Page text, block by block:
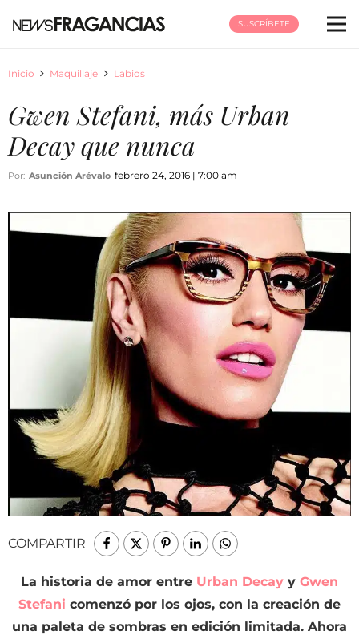
SUSCRÍBETE
Inicio Maquillaje Labios
Gwen Stefani, más Urban
Decay que nunca
Por: Asunción Arévalo febrero 24, 2016 | 7:00 am
COMPARTIR
La historia de amor entre Urban Decay y Gwen
Stefani comenzó por los ojos, con la creación de
una paleta de sombras en edición limitada. Ahora